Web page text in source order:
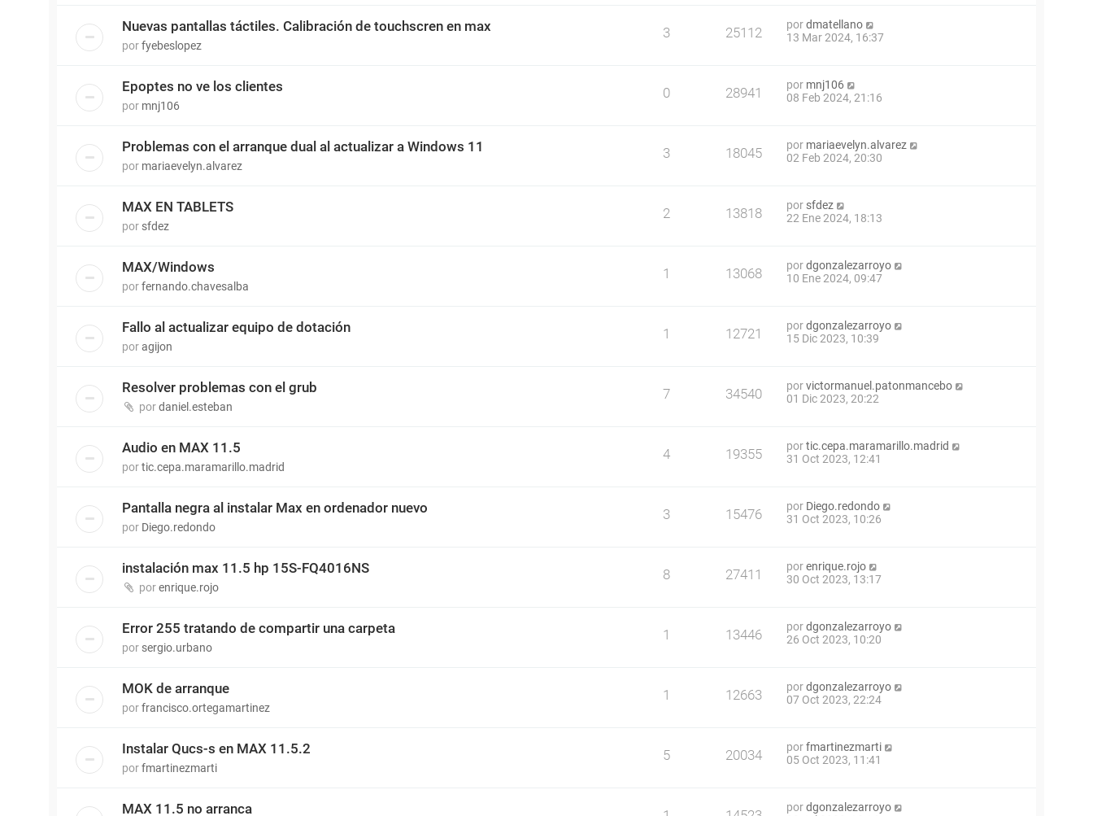
Nuevas pantallas táctiles. Calibración de touchscren en max
porfyebeslopez
3 25112 pordmatellano
13 Mar 2024, 16:37
Epoptes no ve los clientes
por mnj106
0 28941 por mnj106
08 Feb 2024, 21:16
Problemas con el arranque dual al actualizar a Windows 11
por mariaevelyn.alvarez
3 18045 por mariaevelyn.alvarez
02 Feb 2024, 20:30
MAX EN TABLETS
por sfdez
2 13818 por sfdez
22 Ene 2024, 18:13
MAX/Windows
porfernando.chavesalba
1 13068 pordgonzalezarroyo
10 Ene 2024, 09:47
Fallo al actualizar equipo de dotación
poragijon
1 12721 pordgonzalezarroyo
15 Dic 2023, 10:39
Resolver problemas con el grub
pordaniel.esteban
7 34540 porvictormanuel.patonmancebo
01 Dic 2023, 20:22
Audio en MAX 11.5
portic.cepa.maramarillo.madrid
4 19355 portic.cepa.maramarillo.madrid
31 Oct 2023, 12:41
Pantalla negra al instalar Max en ordenador nuevo
por Diego.redondo
3 15476 por Diego.redondo
31 Oct 2023, 10:26
instalación max 11.5 hp 15S-FQ4016NS
porenrique.rojo
8 27411 porenrique.rojo
30 Oct 2023, 13:17
Error 255 tratando de compartir una carpeta
por sergio.urbano
1 13446 pordgonzalezarroyo
26 Oct 2023, 10:20
MOK de arranque
porfrancisco.ortegamartinez
1 12663 pordgonzalezarroyo
07 Oct 2023, 22:24
Instalar Qucs-s en MAX 11.5.2
porfmartinezmarti
5 20034 porfmartinezmarti
05 Oct 2023, 11:41
MAX 11.5 no arranca pordgonzalezarroyo